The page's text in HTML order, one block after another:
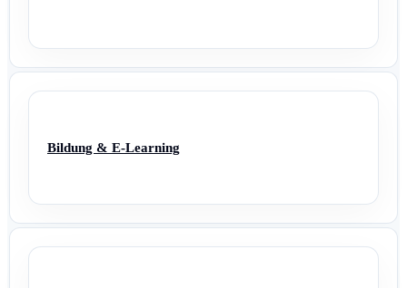
Bildung & E-Learning